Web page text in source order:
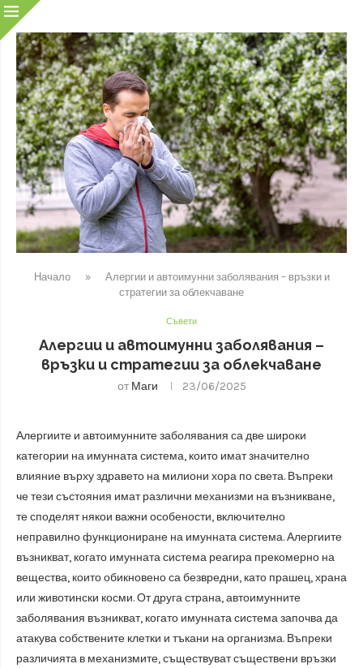
Начало »
Алергии и автоимунни заболявания – връзки и
стратегии за облекчаване
Съвети
Алергии и автоимунни заболявания –
връзки и стратегии за облекчаване
от Маги 23/06/2025
Алергиите и автоимунните заболявания са две широки
категории на имунната система, които имат значително
влияние върху здравето на милиони хора по света. Въпреки
че тези състояния имат различни механизми на възникване,
те споделят някои важни особености, включително
неправилно функциониране на имунната система. Алергиите
възникват, когато имунната система реагира прекомерно на
вещества, които обикновено са безвредни, като прашец, храна
или животински косми. От друга страна, автоимунните
заболявания възникват, когато имунната система започва да
атакува собствените клетки и тъкани на организма. Въпреки
различията в механизмите, съществуват съществени връзки